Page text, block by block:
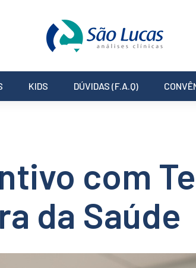
KIDS DÚVIDAS (F.A.Q)
com
da Saúde